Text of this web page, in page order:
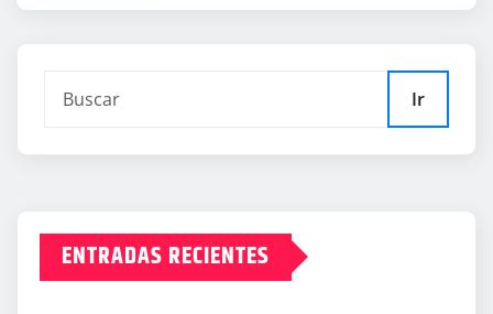
Ir
ENTRADAS RECIENTES